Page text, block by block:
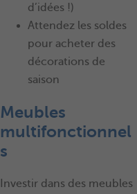
d’idées !)
Attendez les soldes
pour acheter des
décorations de
saison
Meubles
multifonctionnel
s
Investir dans des meubles